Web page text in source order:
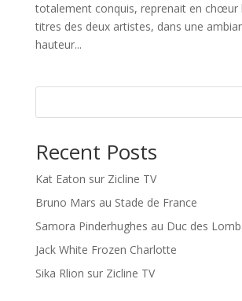
totalement conquis, reprenait en chœur
titres des deux artistes, dans une
hauteur...
Recent Posts
Kat Eaton sur Zicline TV
Bruno Mars au Stade de France
Samora Pinderhughes au Duc des
Jack White Frozen Charlotte
Sika Rlion sur Zicline TV